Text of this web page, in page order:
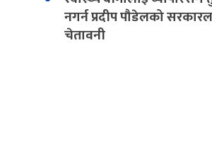
नगर्न प्रदीप पौडेलको
चेतावनी